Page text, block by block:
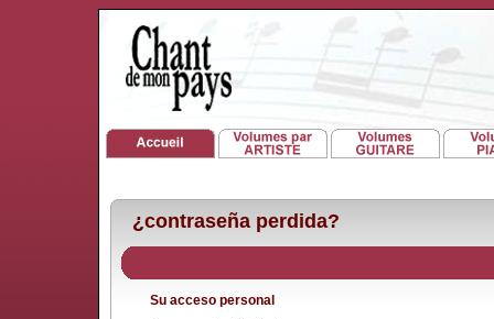
¿contraseña perdida?
Su acceso personal